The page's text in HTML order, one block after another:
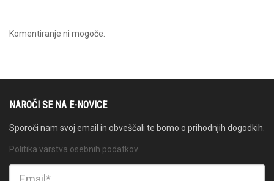
Komentiranje ni mogoče.
NAROČI SE NA E-NOVICE
Sporoči nam svoj email in obveščali te bomo o prihodnjih dogodkih.
Politika varstva osebnih podatkov